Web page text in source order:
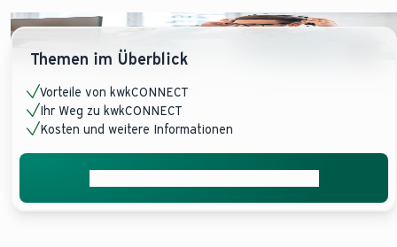
Themen im Überblick
Vorteile von kwkCONNECT
Ihr Weg zu kwkCONNECT
Kosten und weitere Informationen